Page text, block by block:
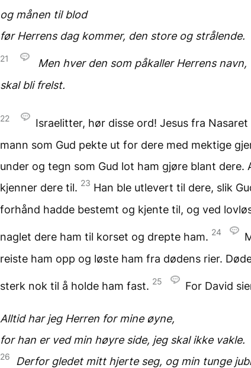
og månen til blod
før Herrens dag kommer, den store og strålende.
21 Men hver den som påkaller Herrens navn,
skal bli frelst.
22
Israelitter, hør disse ord! Jesus fra Nasaret
mann som Gud pekte ut for dere med mektige
under og tegn som Gud lot ham gjøre blant dere.
kjenner dere til. 23 Han ble utlevert til dere, slik
forhånd hadde bestemt og kjente til, og ved
naglet dere ham til korset og drepte ham. 24
reiste ham opp og løste ham fra dødens rier.
sterk nok til å holde ham fast. 25 For David
Alltid har jeg Herren for mine øyne,
for han er ved min høyre side, jeg skal ikke vakle.
26 Derfor gledet mitt hjerte seg, og min tunge